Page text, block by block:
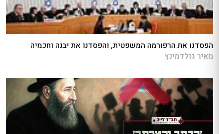
הפסדנו את הרפורמה המשפטית, והפסדנו את יבנה וחכמיה
מאיר גולדמינץ